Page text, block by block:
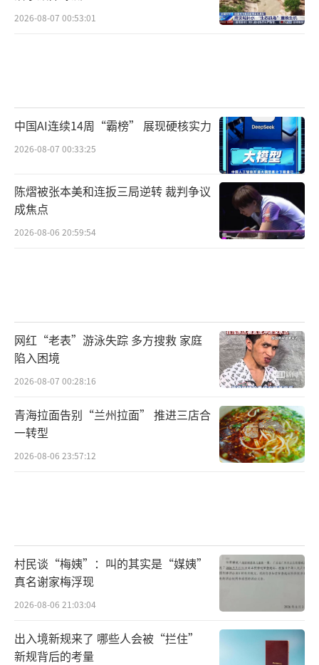
2026-08-07 00:53:01
中国AI连续14周“霸榜” 展现硬核实力
2026-08-07 00:33:25
陈熠被张本美和连扳三局逆转 裁判争议
成焦点
2026-08-06 20:59:54
网红“老表”游泳失踪 多方搜救 家庭
陷入困境
2026-08-07 00:28:16
青海拉面告别“兰州拉面” 推进三店合
一转型
2026-08-06 23:57:12
村民谈“梅姨”：叫的其实是“媒姨”
真名谢家梅浮现
2026-08-06 21:03:04
出入境新规来了 哪些人会被“拦住”
新规背后的考量